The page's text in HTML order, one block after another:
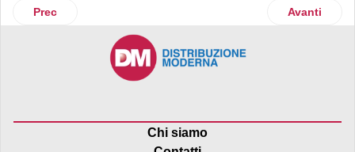
Articolo precedente: La linea di estratti Insal’Arte si
Prec Articolo
Avanti
Chi siamo